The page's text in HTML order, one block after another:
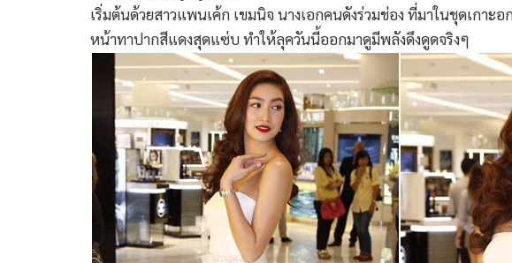
เริ่มต้นด้วยสาวแพนเค้ก เขมนิจ นางเอกคนดังร่วมช่อง ที่มาในชุดเกาะ
หน้าทาปากสีแดงสุดแซ่บ ทำให้ลุควันนี้ออกมาดูมีพลังดึงดูดจริงๆ